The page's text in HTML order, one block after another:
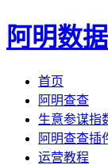
阿明数据
首页
阿明查查
生意参谋指
阿明查查插
运营教程